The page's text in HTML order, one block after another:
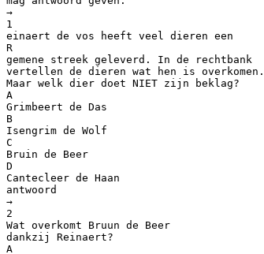
→
1
einaert de vos heeft veel dieren een
R
gemene streek geleverd. In de rechtbank
vertellen de dieren wat hen is overkomen.
Maar welk dier doet NIET zijn beklag?
A
Grimbeert de Das
B
Isengrim de Wolf
C
Bruin de Beer
D
Cantecleer de Haan
antwoord
→
2
Wat overkomt Bruun de Beer
dankzij Reinaert?
A